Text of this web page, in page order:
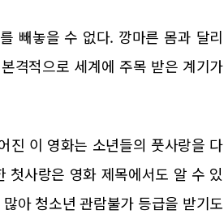
빼놓을 수 없다. 깡마른 몸과 달리
격적으로 세계에 주목 받은 계기가
진 이 영화는 소년들의 풋사랑을 다
첫사랑은 영화 제목에서도 알 수 있
아 청소년 관람불가 등급을 받기도